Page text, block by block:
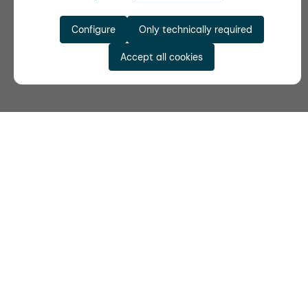
Only technically required
Configure
Accept all cookies